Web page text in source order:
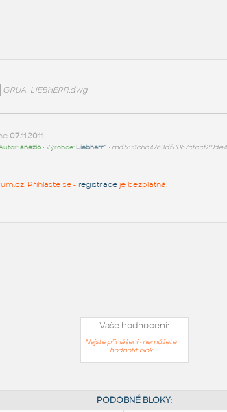
GRUA_LIEBHERR.dwg
07.11.2011
Autor:anezio• Výrobce: Liebherr^ • md5:
Přihlaste se - registraceje bezplatná.
Vaše hodnocení:
Nejste přihlášeni - nemůžete
hodnotit blok